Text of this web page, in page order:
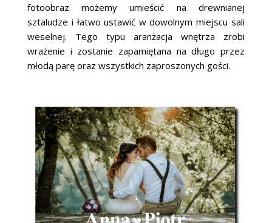
fotoobraz możemy umieścić na drewnianej
sztaludze i łatwo ustawić w dowolnym miejscu sali
weselnej. Tego typu aranżacja wnętrza zrobi
wrażenie i zostanie zapamiętana na długo przez
młodą parę oraz wszystkich zaproszonych gości.